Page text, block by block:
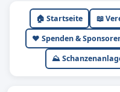
🏠 Startseite 📖
❤️ Spenden &
⛰